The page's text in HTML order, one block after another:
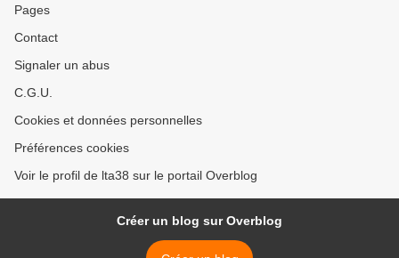
Pages
Contact
Signaler un abus
C.G.U.
Cookies et données personnelles
Préférences cookies
Voir le profil de lta38 sur le portail Overblog
Créer un blog sur Overblog